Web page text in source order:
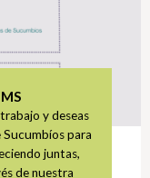
y deseas
Sucumbíos para
juntas,
de nuestra